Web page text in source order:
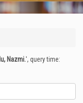
Nazmi.', query time: